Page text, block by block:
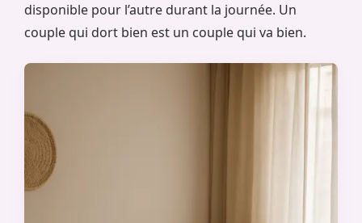
disponible pour l’autre durant la journée. Un
couple qui dort bien est un couple qui va bien.